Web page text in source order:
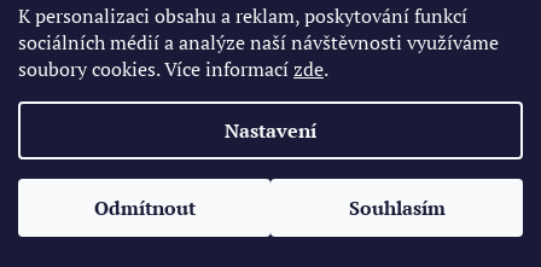
K personalizaci obsahu a reklam, poskytování funkcí
sociálních médií a analýze naší návštěvnosti využíváme
soubory cookies. Více informacízde.
Nastavení
Odmítnout Souhlasím
i
s
u
Kontakty
Kontakt